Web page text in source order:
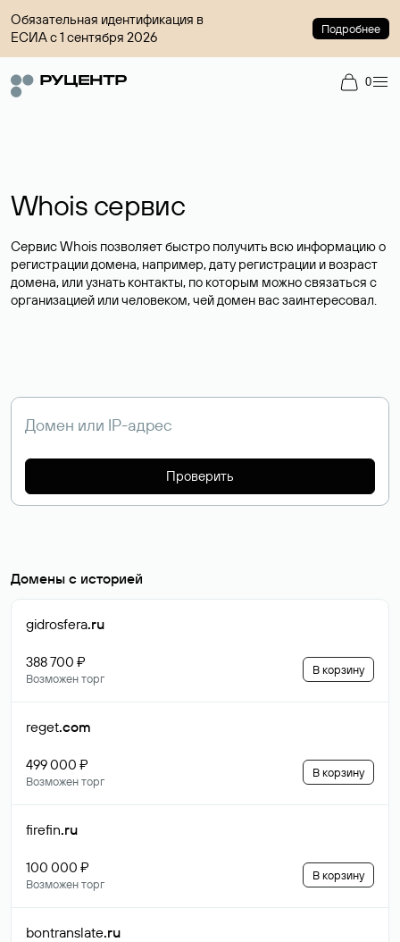
Обязательная идентификация в
ЕСИА с 1 сентября 2026
Подробнее
0
Whois сервис
Сервис Whois позволяет быстро получить всю информацию о
регистрации домена, например, дату регистрации и возраст
домена, или узнать контакты, по которым можно связаться с
организацией или человеком, чей домен вас заинтересовал.
Проверить
Домены с историей
gidrosfera.ru
388 700 ₽
Возможен торг
В корзину
reget.com
499 000 ₽
Возможен торг
В корзину
firefin.ru
100 000 ₽
Возможен торг
В корзину
bontranslate.ru